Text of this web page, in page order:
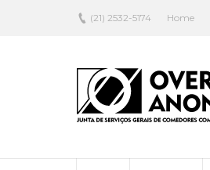
(21) 2532-5174 Home